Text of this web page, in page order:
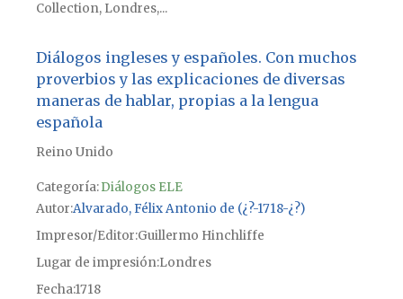
Collection, Londres,...
Diálogos ingleses y españoles. Con muchos
proverbios y las explicaciones de diversas
maneras de hablar, propias a la lengua
española
Reino Unido
Categoría:Diálogos ELE
Autor Alvarado, Félix Antonio de (¿?-1718-¿?)
Impresor/Editor Guillermo Hinchliffe
Lugar de impresiónLondres
Fecha1718